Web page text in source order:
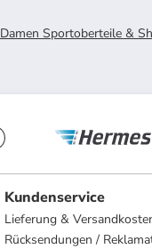
Damen Sportoberteile &
Kundenservice
Lieferung &
Rücksendungen /